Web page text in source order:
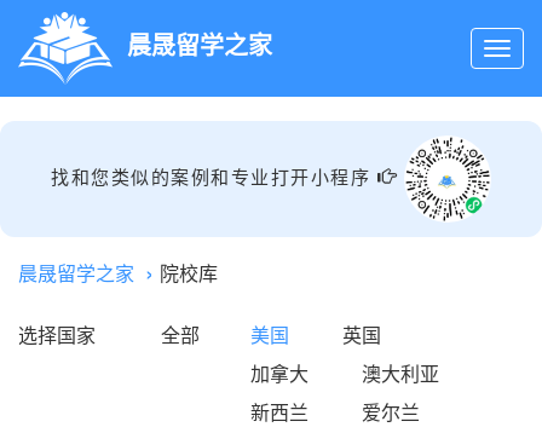
晨晟留学之家
找和您类似的案例和专业打开小程序
晨晟留学之家 院校库
选择国家 全部 美国
英国
加拿大
澳大利亚
新西兰
爱尔兰